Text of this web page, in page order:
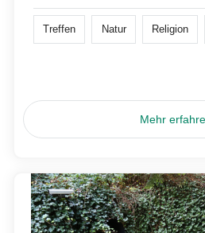
Treffen Natur Religion
Mehr